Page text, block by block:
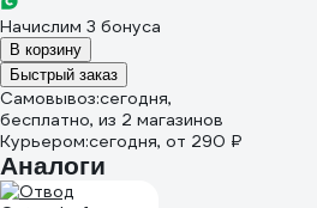
Начислим 3 бонуса
В корзину
Быстрый заказ
Самовывоз:сегодня,
бесплатно, из 2 магазинов
Курьером:сегодня, от 290 ₽
Аналоги